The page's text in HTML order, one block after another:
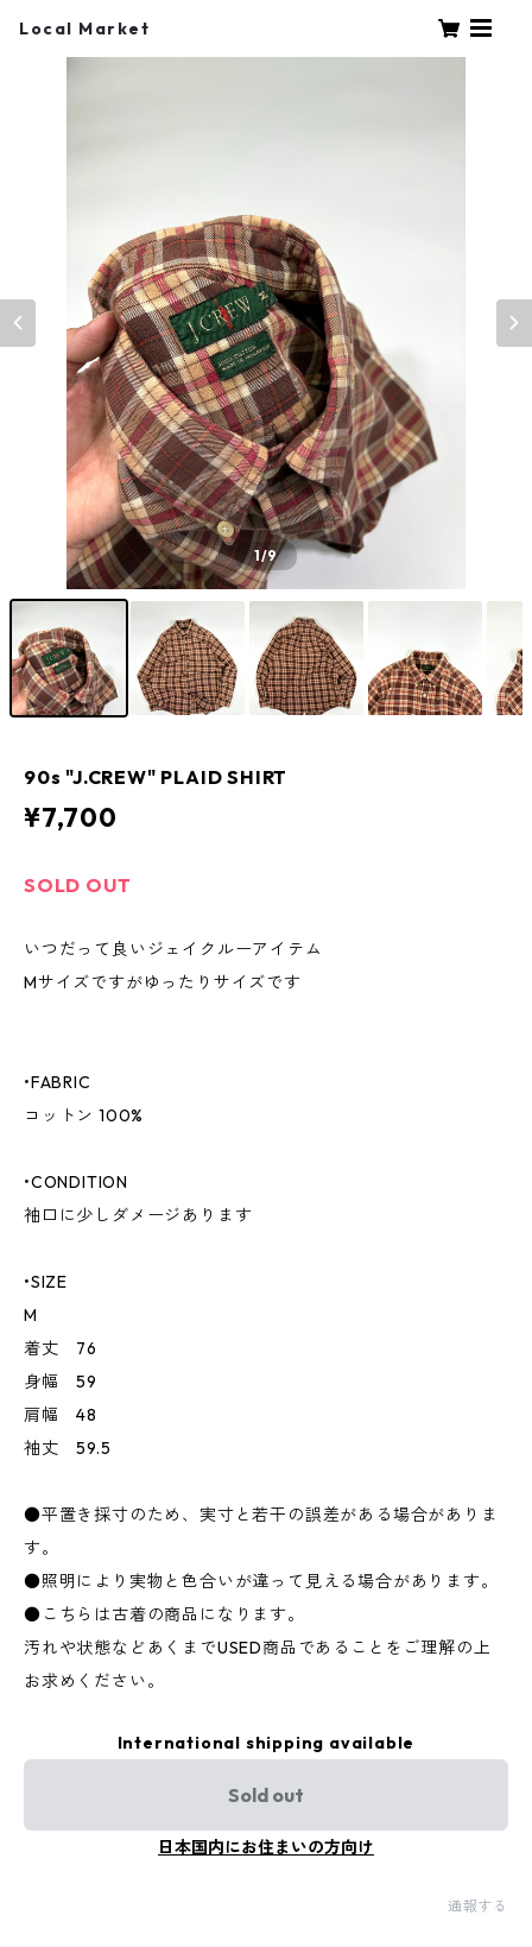
Local Market
1/9
90s "J.CREW" PLAID SHIRT
¥7,700
SOLD OUT
いつだって良いジェイクルーアイテム
Mサイズですがゆったりサイズです
•FABRIC
コットン 100%
•CONDITION
袖口に少しダメージあります
•SIZE
M
着丈 76
身幅 59
肩幅 48
袖丈 59.5
●平置き採寸のため、実寸と若干の誤差がある場合がありま
す。
●照明により実物と色合いが違って見える場合があります。
●こちらは古着の商品になります。
汚れや状態などあくまでUSED商品であることをご理解の上
お求めください。
International shipping available
Sold out
日本国内にお住まいの方向け
通報する